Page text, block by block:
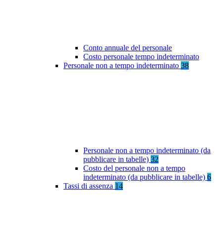
Conto annuale del personale
Costo personale tempo indeterminato
Personale non a tempo indeterminato 38
Personale non a tempo indeterminato (da
pubblicare in tabelle) 32
Costo del personale non a tempo
indeterminato (da pubblicare in tabelle) 6
Tassi di assenza 14